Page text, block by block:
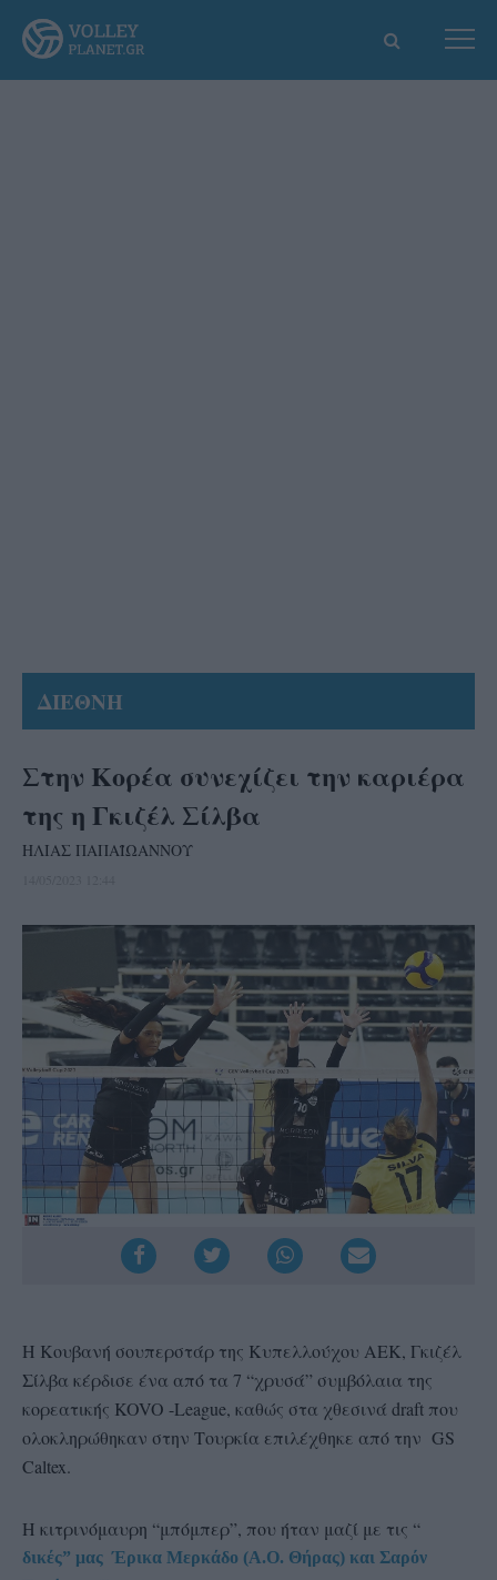
ΔΙΕΘΝΗ
Στην Κορέα συνεχίζει την καριέρα
της η Γκιζέλ Σίλβα
ΗΛΙΑΣ ΠΑΠΑΪΩΑΝΝΟΥ
Η Κουβανή σουπερστάρ της Κυπελλούχου ΑΕΚ, Γκιζέλ
Σίλβα κέρδισε ένα από τα 7 “χρυσά” συμβόλαια της
κορεατικής KOVO -League, καθώς στα χθεσινά draft που
ολοκληρώθηκαν στην Τουρκία επιλέχθηκε από την GS
Caltex.
Η κιτρινόμαυρη “μπόμπερ”, που ήταν μαζί με τις “
δικές” μας Έρικα Μερκάδο (Α.Ο. Θήρας) και Σαρόν